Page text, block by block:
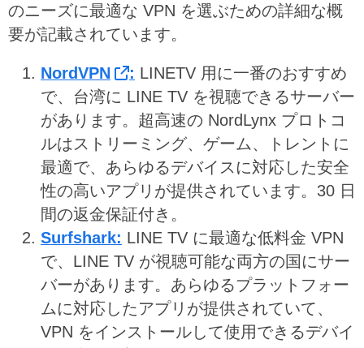
のニーズに最適な VPN を選ぶための詳細な概
要が記載されています。
NordVPN : LINETV 用に一番のおすすめ
で、台湾に LINE TV を視聴できるサーバー
があります。超高速の NordLynx プロトコ
ルはストリーミング、ゲーム、トレントに
最適で、あらゆるデバイスに対応した安全
性の高いアプリが提供されています。30 日
間の返金保証付き。
Surfshark: LINE TV に最適な低料金 VPN
で、LINE TV が視聴可能な両方の国にサー
バーがあります。あらゆるプラットフォー
ムに対応したアプリが提供されていて、
VPN をインストールして使用できるデバイ